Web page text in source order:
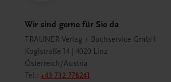
Wir sind gerne für Sie da
TRAUNER Verlag + Buchservice GmbH
Köglstraße 14 | 4020 Linz
Österreich/Austria
Tel.:+43 732 778241